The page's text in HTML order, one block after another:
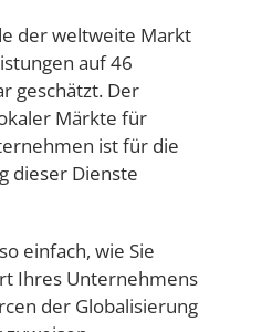
der weltweite Markt
auf 46
geschätzt. Der
Märkte für
ist für die
dieser Dienste
einfach, wie Sie
Ihres Unternehmens
der Globalisierung